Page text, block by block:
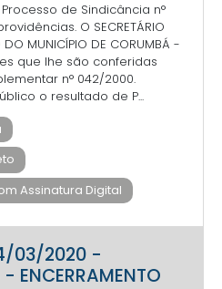
de Sindicância n°
O SECRETÁRIO
DO MUNICÍPIO DE CORUMBÁ -
que lhe são conferidas
n° 042/2000.
o resultado de P...
Assinatura Digital
03/2020 -
ENCERRAMENTO